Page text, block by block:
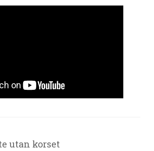
utan korset